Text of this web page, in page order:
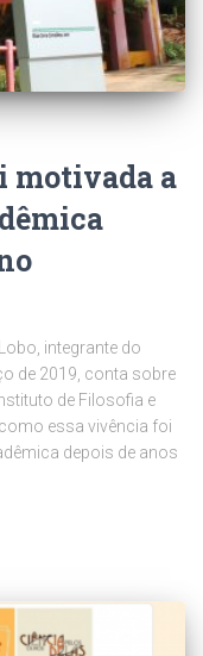
motivada a
integrante do
de 2019, conta sobre
de Filosofia e
essa vivência foi
depois de anos